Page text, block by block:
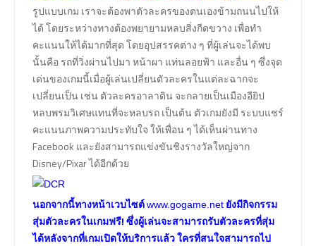
รูปแบบเกม เราจะต้องพาตัวละครของตนเองข้ามถนนไปให้
ได้ โดยระหว่างทางต้องพยายามหลบสิ่งกีดขวาง เพื่อทำ
คะแนนให้ได้มากที่สุด โดยอุปสรรคต่าง ๆ ที่ผู้เล่นจะได้พบ
นั้นคือ รถที่วิ่งผ่านไปมา หน้าผา แท่นลอยฟ้า และอื่น ๆ ซึ่งจุด
เด่นของเกมนี้เมื่อผู้เล่นเปลี่ยนตัวละครในแต่ละฉากจะ
เปลี่ยนเป็น เช่น ตัวละครอาลาดิน จะกลายเป็นเมืองอียิป
หลบพรมวิเศษแทนที่จะหลบรถ เป็นต้น ตัวเกมยังมี ระบบแชร์
คะแนนภาพความประทับใจ ให้เพื่อน ๆ ได้เห็นผ่านทาง
Facebook และยังสามารถแข่งขันชิงรางวัลใหญ่จาก
Disney/Pixar ได้อีกด้วย
นอกจากนี้ทางหน้าเวบไซต์www.gogame.net ยังมีกิจกรรม
สุ่มตัวละครในเกมฟรี! ซึ่งผู้เล่นจะสามารถรับตัวละครที่สุ่ม
ได้หลังจากที่เกมเปิดให้บริการแล้วใครที่สนใจสามารถไป